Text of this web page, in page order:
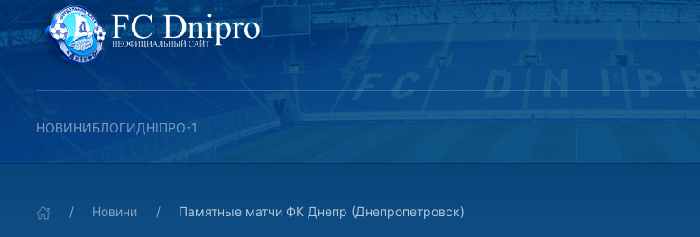
НОВИНИБЛОГИДНІПРО-1
Новини Памятные матчи ФК Днепр (Днепропетровск)